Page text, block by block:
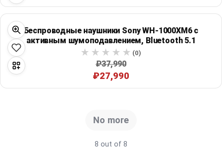
Беспроводные наушники Sony WH-1000XM6 с
активным шумоподавлением, Bluetooth 5.1
(0)
₽37,990
₽27,990
No more
8 out of 8